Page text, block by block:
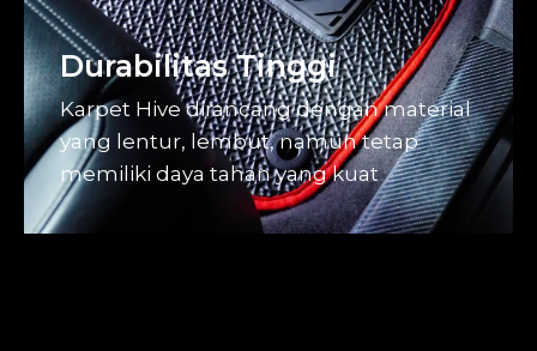
Durabilitas Tinggi
Karpet Hive dirancang dengan material
yang lentur, lembut, namun tetap
memiliki daya tahan yang kuat